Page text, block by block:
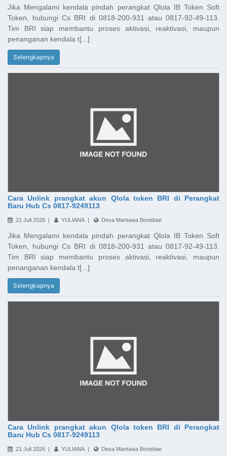
Jika Mengalami kendala pindah perangkat Qlola IB Token Soft
Token, hubungi Cs BRI di 0818-200-931 atau 0817-92-49-113.
Tim BRI siap membantu proses aktivasi, reaktivasi, maupun
penanganan kendala t[...]
Selengkapnya
Cara Unlink prangkat akun Qlola token BRI di Perangkat
Baru Hub Cs 0817-9249113
21 Juli 2026 | YULIANA | Desa Mantawa Bonebae
Jika Mengalami kendala pindah perangkat Qlola IB Token Soft
Token, hubungi Cs BRI di 0818-200-931 atau 0817-92-49-113.
Tim BRI siap membantu proses aktivasi, reaktivasi, maupun
penanganan kendala t[...]
Selengkapnya
Cara Unlink prangkat akun Qlola token BRI di Perangkat
Baru Hub Cs 0817-9249113
21 Juli 2026 | YULIANA | Desa Mantawa Bonebae